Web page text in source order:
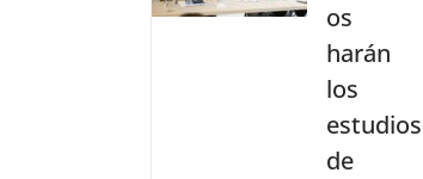
os
harán
los
estudios
de